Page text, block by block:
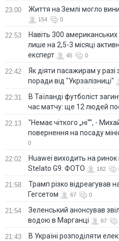
23:00 Життя на Землі могло
154 0
22:53
Навіть 300 американських
лише на 2,5-3 місяці
експерт
45 0
22:42
Як діяти пасажирам у разі
поради від "Укрзалізниці"
22:31
В Таїланді футболіст
час матчу: ще 12 людей
22:13
"Немає чіткого „ні“", -
повернення на посаду
0
22:02
Huawei виходить на
Stelato G9. ФОТО
182
21:58
Трамп різко відреагував
Гегсетом
67 0
21:54
Зеленський анонсував
водою в Марганці
67
21:43
В Україні розподіляти